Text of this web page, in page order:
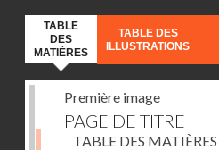
TABLE
DES
MATIÈRES
TABLE DES
ILLUSTRATIONS
Première image
PAGE DE TITRE
TABLE DES MATIÈRES